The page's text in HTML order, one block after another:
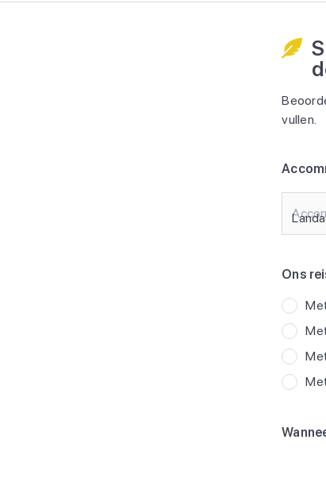
vullen.
Ons